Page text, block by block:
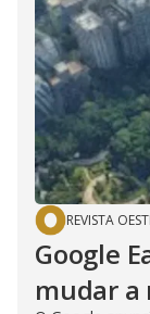
REVISTA
Google
mudar a